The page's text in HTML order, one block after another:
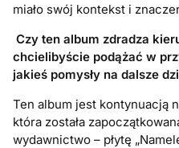
miało swój kontekst i
Czy ten album zdradza
chcielibyście podążać w
jakieś pomysły na dalsze
Ten album jest kontynuacją
która została
wydawnictwo – płytę